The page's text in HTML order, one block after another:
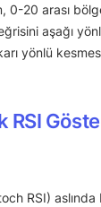
0-20 arası
aşağı
yönlü
RSI
RSI)